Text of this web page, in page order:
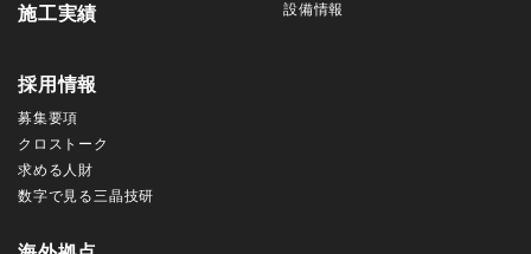
施工実績
設備情報
採用情報
募集要項
クロストーク
求める人財
数字で見る三晶技研